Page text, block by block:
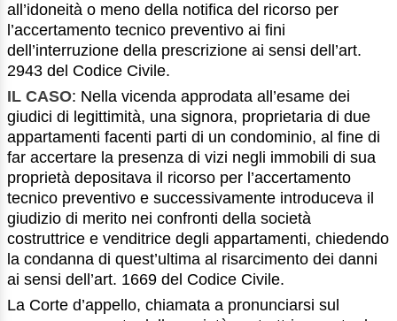
all’idoneità o meno della notifica del ricorso per
l’accertamento tecnico preventivo ai fini
dell’interruzione della prescrizione ai sensi dell’art.
2943 del Codice Civile.
IL CASO: Nella vicenda approdata all’esame dei
giudici di legittimità, una signora, proprietaria di due
appartamenti facenti parti di un condominio, al fine di
far accertare la presenza di vizi negli immobili di sua
proprietà depositava il ricorso per l’accertamento
tecnico preventivo e successivamente introduceva il
giudizio di merito nei confronti della società
costruttrice e venditrice degli appartamenti, chiedendo
la condanna di quest’ultima al risarcimento dei danni
ai sensi dell’art. 1669 del Codice Civile.
La Corte d’appello, chiamata a pronunciarsi sul